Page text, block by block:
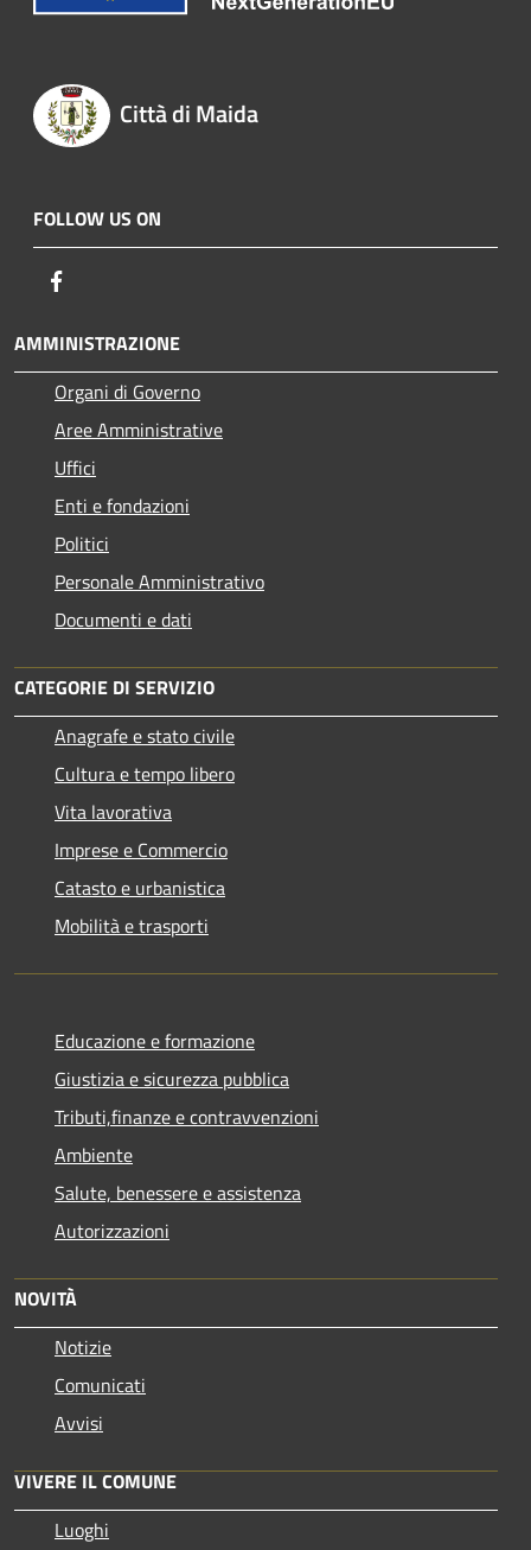
Città di Maida
FOLLOW US ON
AMMINISTRAZIONE
Organi di Governo
Aree Amministrative
Uffici
Enti e fondazioni
Politici
Personale Amministrativo
Documenti e dati
CATEGORIE DI SERVIZIO
Anagrafe e stato civile
Cultura e tempo libero
Vita lavorativa
Imprese e Commercio
Catasto e urbanistica
Mobilità e trasporti
Educazione e formazione
Giustizia e sicurezza pubblica
Tributi,finanze e contravvenzioni
Ambiente
Salute, benessere e assistenza
Autorizzazioni
NOVITÀ
Notizie
Comunicati
Avvisi
VIVERE IL COMUNE
Luoghi